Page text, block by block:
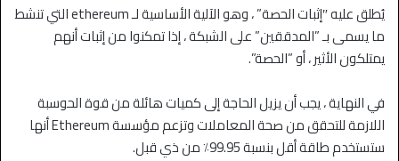
يُطلق عليه ″إثبات الحصة” ، وهو الآلية الأساسية لـ ethereum التي تنشط
ما يسمى بـ ”المدققين” على الشبكة ، إذا تمكنوا من إثبات أنهم
يمتلكون الأثير ، أو ”الحصة”.
في النهاية ، يجب أن يزيل الحاجة إلى كميات هائلة من قوة الحوسبة
اللازمة للتحقق من صحة المعاملات وتزعم مؤسسة Ethereum أنها
ستستخدم طاقة أقل بنسبة 99.95٪ من ذي قبل.